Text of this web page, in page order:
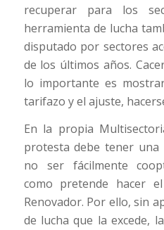
recuperar para los
herramienta de lucha
disputado por sectores
de los últimos años.
lo importante es
tarifazo y el ajuste,
En la propia
protesta debe tener una
no ser fácilmente
como pretende hacer
Renovador. Por ello, sin
de lucha que la excede,